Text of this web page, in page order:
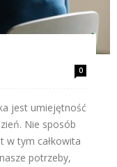
0
jest umiejętność
Nie sposób
w tym całkowita
potrzeby,